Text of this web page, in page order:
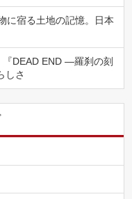
に宿る土地の記憶。日本
『DEAD END ―羅刹の刻
しさ